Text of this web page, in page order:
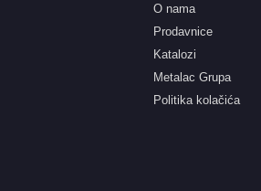
O nama
Prodavnice
Katalozi
Metalac Grupa
Politika kolačića